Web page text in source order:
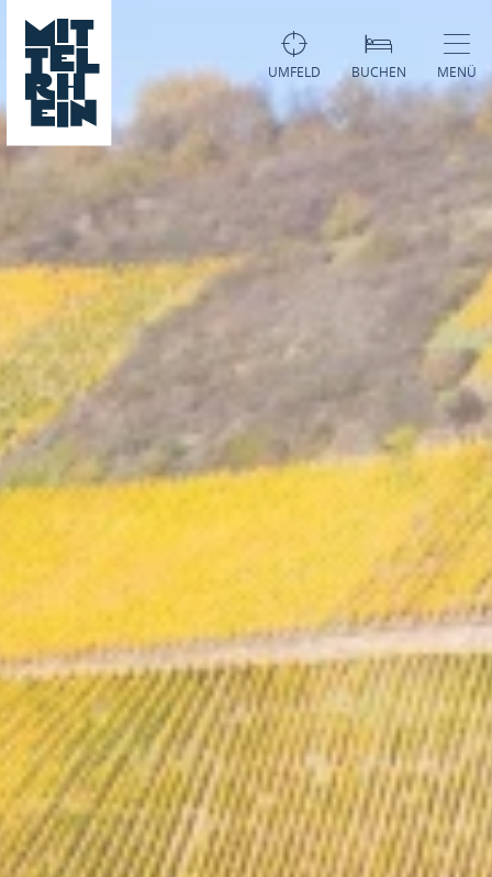
UMFELD BUCHEN MENÜ